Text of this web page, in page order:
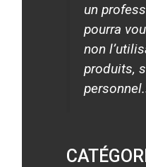
un
pourra
non
produits,